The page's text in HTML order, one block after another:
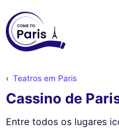
Teatros em Paris
Cassino de
Entre todos os lugares